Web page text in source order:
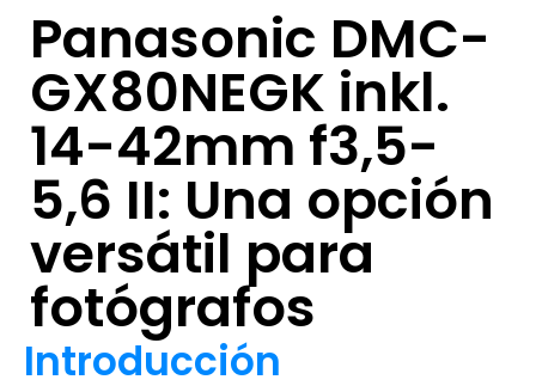
Panasonic DMC-
GX80NEGK inkl.
14-42mm f3,5-
5,6 II: Una opción
versátil para
fotógrafos
Introducción